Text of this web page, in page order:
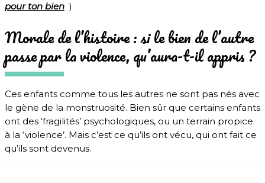
pour ton bien )
Morale de l’histoire : si le bien de l’autre
passe par la violence, qu’aura-t-il appris ?
Ces enfants comme tous les autres ne sont pas nés avec
le gène de la monstruosité. Bien sûr que certains enfants
ont des ‘fragilités’ psychologiques, ou un terrain propice
à la ‘violence’. Mais c’est ce qu’ils ont vécu, qui ont fait ce
qu’ils sont devenus.